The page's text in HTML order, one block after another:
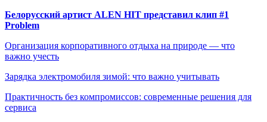
Белорусский артист ALEN HIT представил клип #1
Problem
Организация корпоративного отдыха на природе — что
важно учесть
Зарядка электромобиля зимой: что важно учитывать
Практичность без компромиссов: современные решения для
сервиса